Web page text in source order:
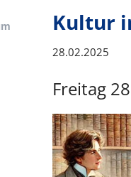
Kultur
28.02.2025
Freitag